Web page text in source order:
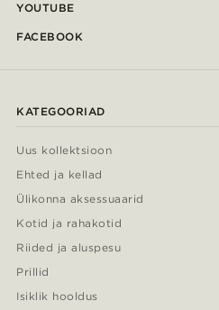
YOUTUBE
FACEBOOK
KATEGOORIAD
Uus kollektsioon
Ehted ja kellad
Ülikonna aksessuaarid
Kotid ja rahakotid
Riided ja aluspesu
Prillid
Isiklik hooldus